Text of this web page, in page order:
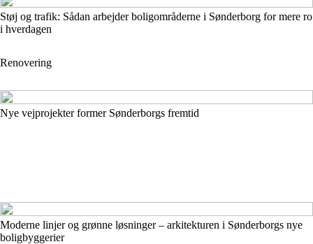
Støj og trafik: Sådan arbejder boligområderne i Sønderborg for mere ro
i hverdagen
Renovering
Nye vejprojekter former Sønderborgs fremtid
Moderne linjer og grønne løsninger – arkitekturen i Sønderborgs nye
boligbyggerier